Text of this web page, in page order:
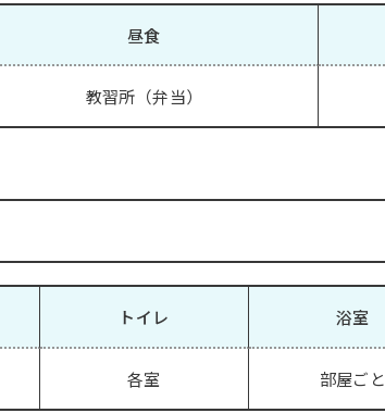
昼食
教習所（弁当）
トイレ
各室
浴室
部屋ごと